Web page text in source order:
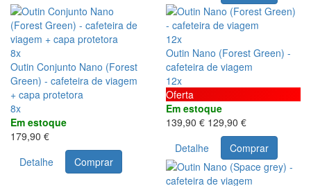
8x
Outin Conjunto Nano (Forest
Green) - cafeteira de viagem
+ capa protetora
8x
Em estoque
179,90 €
Detalhe
Comprar
12x
Outin Nano (Forest Green) -
cafeteira de viagem
12x
Oferta
Em estoque
139,90 € 129,90 €
Detalhe
Comprar